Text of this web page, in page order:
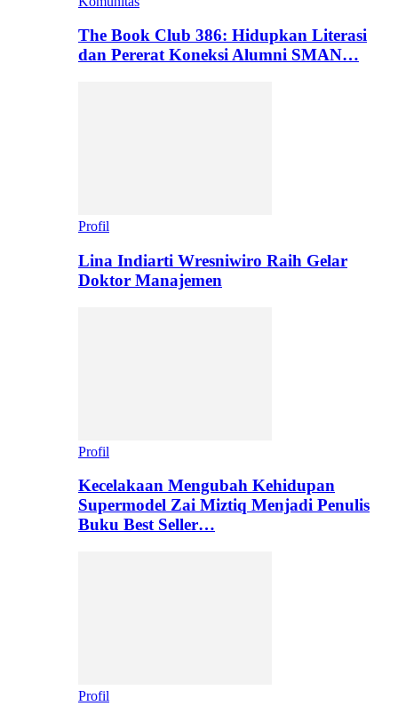
The Book Club 386: Hidupkan Literasi
dan Pererat Koneksi Alumni SMAN…
Profil
Lina Indiarti Wresniwiro Raih Gelar
Doktor Manajemen
Profil
Kecelakaan Mengubah Kehidupan
Supermodel Zai Miztiq Menjadi Penulis
Buku Best Seller…
Profil